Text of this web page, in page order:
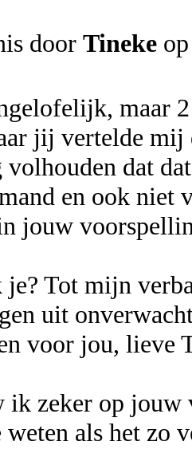
door Tineke
maar
jij vertelde mij
dat
en ook niet
jouw
je? Tot mijn
uit
voor jou, lieve
ik zeker op jouw
als het zo